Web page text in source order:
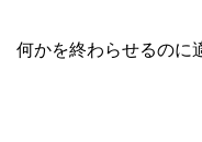
何かを終わらせるの